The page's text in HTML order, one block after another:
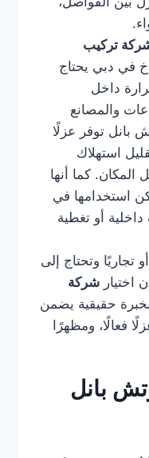
تركيب
في دبي يحتاج
داخل
والمصانع
بانل توفر عزلًا
استهلاك
المكان. كما أنها
استخدامها في
أو تغطية
تجاريًا وتحتاج إلى
شركة
حقيقية يضمن
فعالًا، ومظهرًا
بانل